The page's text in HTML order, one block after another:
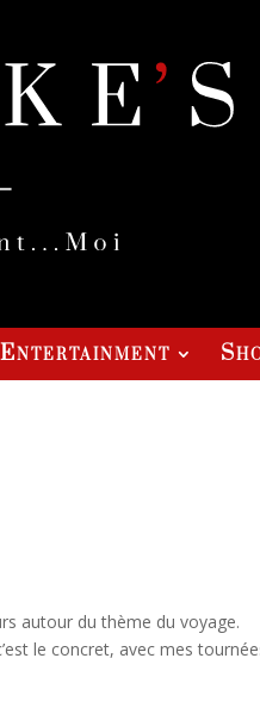
Entertainment
autour du thème du voyage.
le concret, avec mes